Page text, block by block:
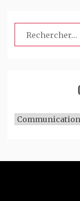
Rechercher :
Catégories